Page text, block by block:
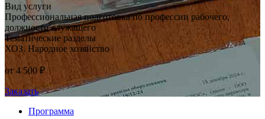
Вид услуги
Профессиональная подготовка по профессии рабочего,
должности служащего
Тематические разделы
ХОЗ. Народное хозяйство
от 4 500 ₽
Заказать
Программа